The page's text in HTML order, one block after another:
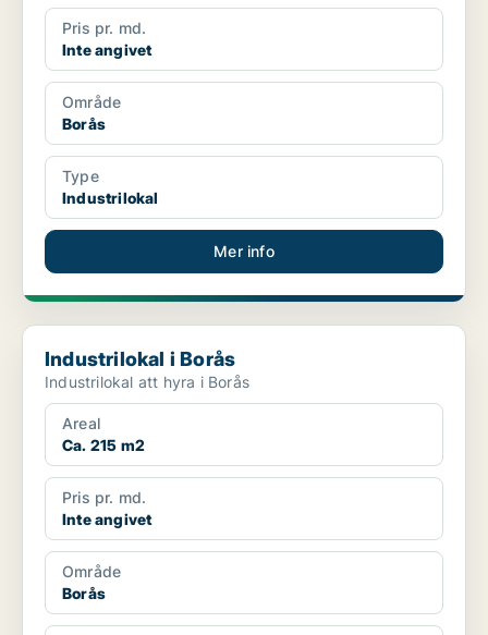
Pris pr. md.
Inte angivet
Område
Borås
Type
Industrilokal
Mer info
Industrilokal i Borås
Industrilokal i Borås
Industrilokal att hyra i Borås
Areal
Ca. 215 m2
Pris pr. md.
Inte angivet
Område
Borås